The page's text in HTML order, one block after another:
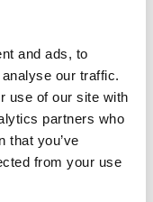
and ads, to
our traffic.
use of our site with
partners who
that you’ve
from your use
OZA-regeling
een doorlopende
op wat een kind nodig
mogelijk, terugkeer
“We zijn trots dat
is van de
om onze expertise
kinderen en hun